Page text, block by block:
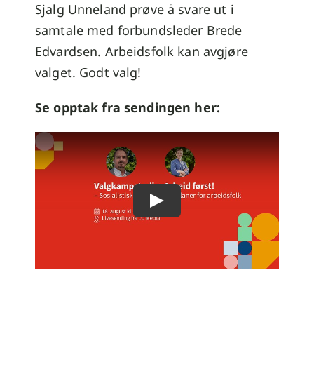
Sjalg Unneland prøve å svare ut i
samtale med forbundsleder Brede
Edvardsen. Arbeidsfolk kan avgjøre
valget. Godt valg!
Se opptak fra sendingen her: